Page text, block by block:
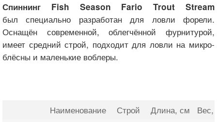
Спиннинг Fish Season Fario Trout Stream
был специально разработан для ловли форели.
Оснащён современной, облегчённой фурнитурой,
имеет средний строй, подходит для ловли на микро-
блёсны и маленькие воблеры.
Наименование Строй Длина, см Вес,